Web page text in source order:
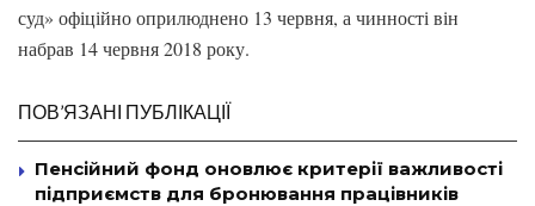
суд» офіційно оприлюднено 13 червня, а чинності він
набрав 14 червня 2018 року.
ПОВ’ЯЗАНІ ПУБЛІКАЦІЇ
Пенсійний фонд оновлює критерії важливості
підприємств для бронювання працівників